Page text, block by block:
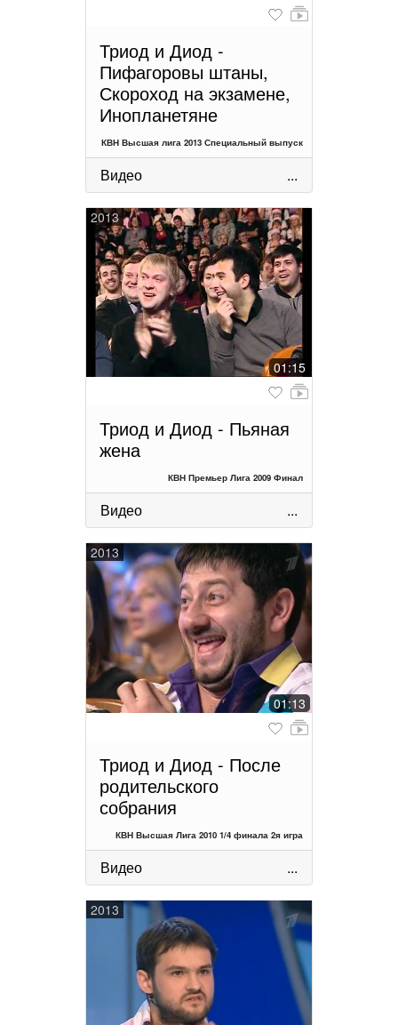
Триод и Диод -
Пифагоровы штаны,
Скороход на экзамене,
Инопланетяне
КВН Высшая лига 2013 Специальный выпуск
Видео ...
2013
01:15
Триод и Диод - Пьяная
жена
КВН Премьер Лига 2009 Финал
Видео ...
2013
01:13
Триод и Диод - После
родительского
собрания
КВН Высшая Лига 2010 1/4 финала 2я игра
Видео ...
2013